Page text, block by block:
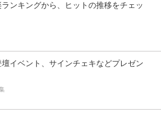
ンキングから、ヒットの推移をチェッ
イベント、サインチェキなどプレゼン